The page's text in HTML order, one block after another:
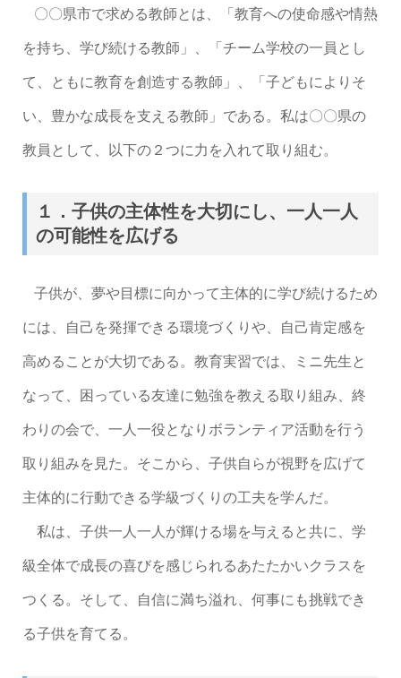
〇〇県市で求める教師とは、「教育への使命感や情熱
を持ち、学び続ける教師」、「チーム学校の一員とし
て、ともに教育を創造する教師」、「子どもによりそ
い、豊かな成長を支える教師」である。私は〇〇県の
教員として、以下の２つに力を入れて取り組む。
１．子供の主体性を大切にし、一人一人
の可能性を広げる
子供が、夢や目標に向かって主体的に学び続けるため
には、自己を発揮できる環境づくりや、自己肯定感を
高めることが大切である。教育実習では、ミニ先生と
なって、困っている友達に勉強を教える取り組み、終
わりの会で、一人一役となりボランティア活動を行う
取り組みを見た。そこから、子供自らが視野を広げて
主体的に行動できる学級づくりの工夫を学んだ。
私は、子供一人一人が輝ける場を与えると共に、学
級全体で成長の喜びを感じられるあたたかいクラスを
つくる。そして、自信に満ち溢れ、何事にも挑戦でき
る子供を育てる。